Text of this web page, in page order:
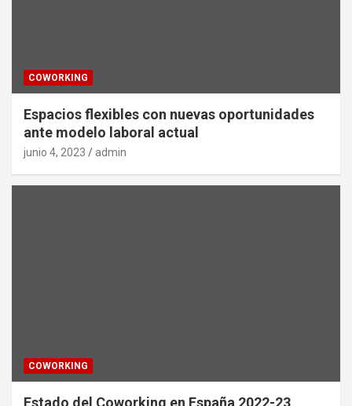
COWORKING
Espacios flexibles con nuevas oportunidades
ante modelo laboral actual
junio 4, 2023 admin
COWORKING